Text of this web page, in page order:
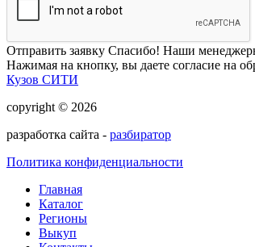
Отправить заявку Спасибо! Наши
Нажимая на кнопку, вы даете согласие на
Кузов СИТИ
copyright © 2026
разработка сайта - разбиратор
Политика конфиденциальности
Главная
Каталог
Регионы
Выкуп